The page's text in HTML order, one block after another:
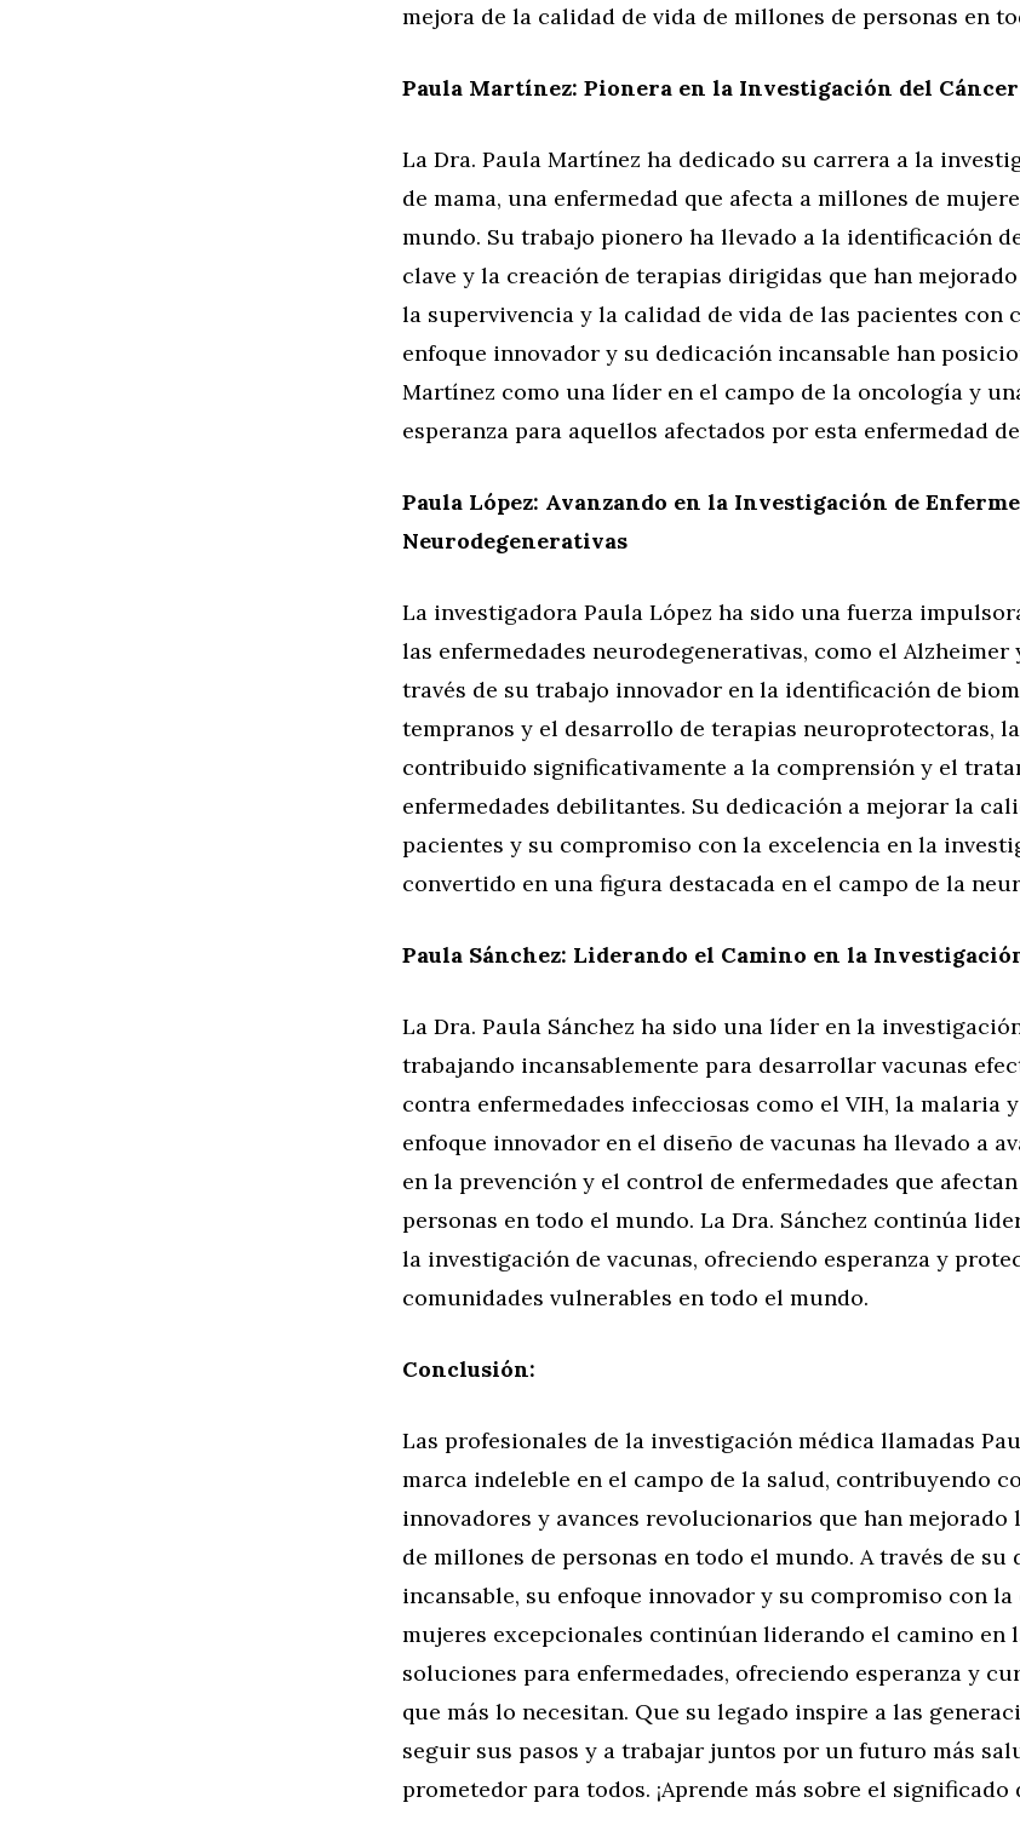
mejora de la calidad de vida de millones de personas en
Paula Martínez: Pionera en la Investigación del Cáncer
La Dra. Paula Martínez ha dedicado su carrera a la
de mama, una enfermedad que afecta a millones de
mundo. Su trabajo pionero ha llevado a la identificación
clave y la creación de terapias dirigidas que han
la supervivencia y la calidad de vida de las pacientes con
enfoque innovador y su dedicación incansable han
Martínez como una líder en el campo de la oncología y
esperanza para aquellos afectados por esta enfermedad
Paula López: Avanzando en la Investigación de
Neurodegenerativas
La investigadora Paula López ha sido una fuerza
las enfermedades neurodegenerativas, como el Alzheimer
través de su trabajo innovador en la identificación de
tempranos y el desarrollo de terapias neuroprotectoras,
contribuido significativamente a la comprensión y el
enfermedades debilitantes. Su dedicación a mejorar la
pacientes y su compromiso con la excelencia en la
convertido en una figura destacada en el campo de la
Paula Sánchez: Liderando el Camino en la
La Dra. Paula Sánchez ha sido una líder en la
trabajando incansablemente para desarrollar vacunas
contra enfermedades infecciosas como el VIH, la malaria
enfoque innovador en el diseño de vacunas ha llevado a
en la prevención y el control de enfermedades que
personas en todo el mundo. La Dra. Sánchez continúa
la investigación de vacunas, ofreciendo esperanza y
comunidades vulnerables en todo el mundo.
Conclusión:
Las profesionales de la investigación médica llamadas
marca indeleble en el campo de la salud, contribuyendo
innovadores y avances revolucionarios que han mejorado
de millones de personas en todo el mundo. A través de su
incansable, su enfoque innovador y su compromiso con la
mujeres excepcionales continúan liderando el camino en
soluciones para enfermedades, ofreciendo esperanza y
que más lo necesitan. Que su legado inspire a las
seguir sus pasos y a trabajar juntos por un futuro más
prometedor para todos. ¡Aprende más sobre el significado